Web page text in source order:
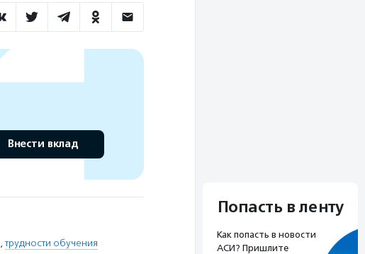
Внести вклад
,трудности обучения
Попасть в ленту
Как попасть в новости
АСИ? Пришлите